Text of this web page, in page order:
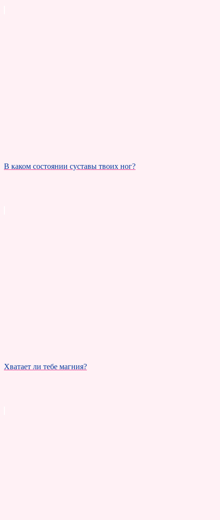
В каком состоянии суставы твоих ног?
Хватает ли тебе магния?